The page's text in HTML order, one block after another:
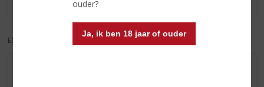
ouder?
Ja, ik ben 18 jaar of ouder
EXCL. BTW INCL. BTW